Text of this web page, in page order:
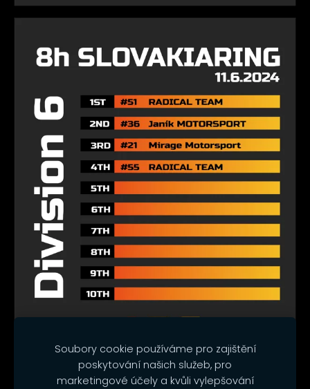
Soubory cookie používáme pro zajištění
poskytování našich služeb, pro
marketingové účely a kvůli vylepšování